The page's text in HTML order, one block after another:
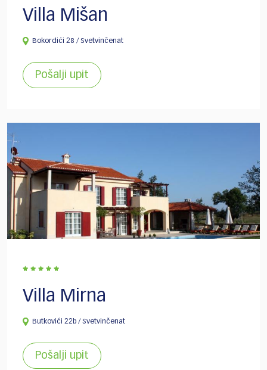
Villa Mišan
Bokordići 28 / Svetvinčenat
Pošalji upit
Villa Mirna
Butkovići 22b / Svetvinčenat
Pošalji upit